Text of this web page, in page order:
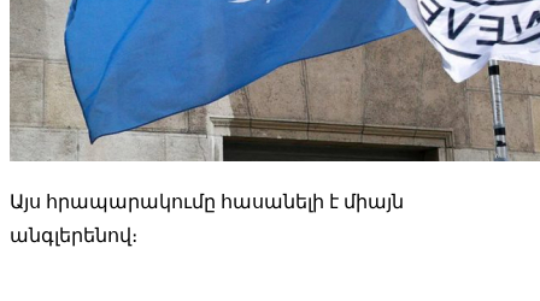
Այս հրապարակումը հասանելի է միայն
անգլերենով։